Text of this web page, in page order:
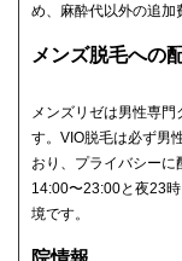
め、麻酔代以外の追加
メンズ脱毛への
メンズリゼは男性専
す。VIO脱毛は必ず男
おり、プライバシー
14:00〜23:00と夜23
境です。